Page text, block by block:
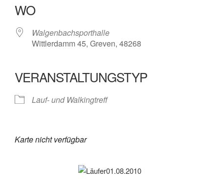
WO
Walgenbachsporthalle
Wittlerdamm 45, Greven, 48268
VERANSTALTUNGSTYP
Lauf- und Walkingtreff
Karte nicht verfügbar